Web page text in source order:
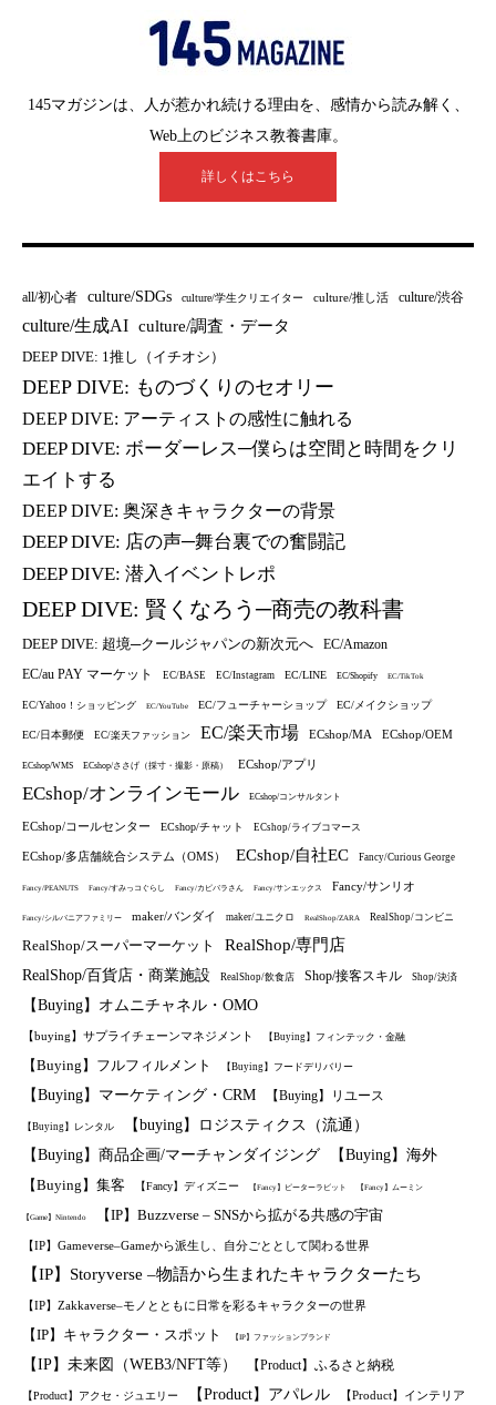
145マガジンは、人が惹かれ続ける理由を、感情から読み解く、
Web上のビジネス教養書庫。
詳しくはこちら
all/初心者 culture/SDGs culture/学生クリエイター culture/推し活 culture/渋谷
culture/生成AI culture/調査・データ
DEEP DIVE: 1推し（イチオシ）
DEEP DIVE: ものづくりのセオリー
DEEP DIVE: アーティストの感性に触れる
DEEP DIVE: ボーダーレス─僕らは空間と時間をクリ
エイトする
DEEP DIVE: 奥深きキャラクターの背景
DEEP DIVE: 店の声─舞台裏での奮闘記
DEEP DIVE: 潜入イベントレポ
DEEP DIVE: 賢くなろう─商売の教科書
DEEP DIVE: 超境─クールジャパンの新次元へ EC/Amazon
EC/au PAY マーケット EC/BASE EC/Instagram EC/LINE EC/Shopify EC/TikTok
EC/Yahoo！ショッピング EC/YouTube EC/フューチャーショップ EC/メイクショップ
EC/日本郵便 EC/楽天ファッション EC/楽天市場 ECshop/MA ECshop/OEM
ECshop/WMS ECshop/ささげ（採寸・撮影・原稿） ECshop/アプリ
ECshop/オンラインモール ECshop/コンサルタント
ECshop/コールセンター ECshop/チャット ECshop/ライブコマース
ECshop/多店舗統合システム（OMS） ECshop/自社EC Fancy/Curious George
Fancy/PEANUTS Fancy/すみっコぐらし Fancy/カピバラさん Fancy/サンエックス Fancy/サンリオ
Fancy/シルバニアファミリー maker/バンダイ maker/ユニクロ RealShop/ZARA RealShop/コンビニ
RealShop/スーパーマーケット RealShop/専門店
RealShop/百貨店・商業施設 RealShop/飲食店 Shop/接客スキル Shop/決済
【Buying】オムニチャネル・OMO
【buying】サプライチェーンマネジメント 【Buying】フィンテック・金融
【Buying】フルフィルメント 【Buying】フードデリバリー
【Buying】マーケティング・CRM 【Buying】リユース
【Buying】レンタル
【buying】ロジスティクス（流通）
【Buying】商品企画/マーチャンダイジング
【Buying】海外
【Buying】集客
【Fancy】ディズニー 【Fancy】ピーターラビット 【Fancy】ムーミン
【Game】Nintendo 【IP】Buzzverse – SNSから拡がる共感の宇宙
【IP】Gameverse–Gameから派生し、自分ごととして関わる世界
【IP】Storyverse –物語から生まれたキャラクターたち
【IP】Zakkaverse–モノとともに日常を彩るキャラクターの世界
【IP】キャラクター・スポット 【IP】ファッションブランド
【IP】未来図（WEB3/NFT等） 【Product】ふるさと納税
【Product】アクセ・ジュエリー 【Product】アパレル 【Product】インテリア